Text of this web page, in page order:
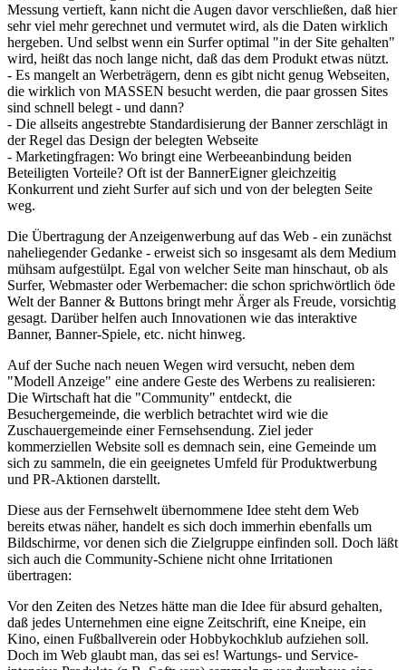
Messung vertieft, kann nicht die Augen davor verschließen, daß hier
sehr viel mehr gerechnet und vermutet wird, als die Daten wirklich
hergeben. Und selbst wenn ein Surfer optimal "in der Site gehalten"
wird, heißt das noch lange nicht, daß das dem Produkt etwas nützt.
- Es mangelt an Werbeträgern, denn es gibt nicht genug Webseiten,
die wirklich von MASSEN besucht werden, die paar grossen Sites
sind schnell belegt - und dann?
- Die allseits angestrebte Standardisierung der Banner zerschlägt in
der Regel das Design der belegten Webseite
- Marketingfragen: Wo bringt eine Werbeeanbindung beiden
Beteiligten Vorteile? Oft ist der BannerEigner gleichzeitig
Konkurrent und zieht Surfer auf sich und von der belegten Seite
weg.
Die Übertragung der Anzeigenwerbung auf das Web - ein zunächst
naheliegender Gedanke - erweist sich so insgesamt als dem Medium
mühsam aufgestülpt. Egal von welcher Seite man hinschaut, ob als
Surfer, Webmaster oder Werbemacher: die schon sprichwörtlich öde
Welt der Banner & Buttons bringt mehr Ärger als Freude, vorsichtig
gesagt. Darüber helfen auch Innovationen wie das interaktive
Banner, Banner-Spiele, etc. nicht hinweg.
Auf der Suche nach neuen Wegen wird versucht, neben dem
"Modell Anzeige" eine andere Geste des Werbens zu realisieren:
Die Wirtschaft hat die "Community" entdeckt, die
Besuchergemeinde, die werblich betrachtet wird wie die
Zuschauergemeinde einer Fernsehsendung. Ziel jeder
kommerziellen Website soll es demnach sein, eine Gemeinde um
sich zu sammeln, die ein geeignetes Umfeld für Produktwerbung
und PR-Aktionen darstellt.
Diese aus der Fernsehwelt übernommene Idee steht dem Web
bereits etwas näher, handelt es sich doch immerhin ebenfalls um
Bildschirme, vor denen sich die Zielgruppe einfinden soll. Doch läßt
sich auch die Community-Schiene nicht ohne Irritationen
übertragen:
Vor den Zeiten des Netzes hätte man die Idee für absurd gehalten,
daß jedes Unternehmen eine eigne Zeitschrift, eine Kneipe, ein
Kino, einen Fußballverein oder Hobbykochklub aufziehen soll.
Doch im Web glaubt man, das sei es! Wartungs- und Service-